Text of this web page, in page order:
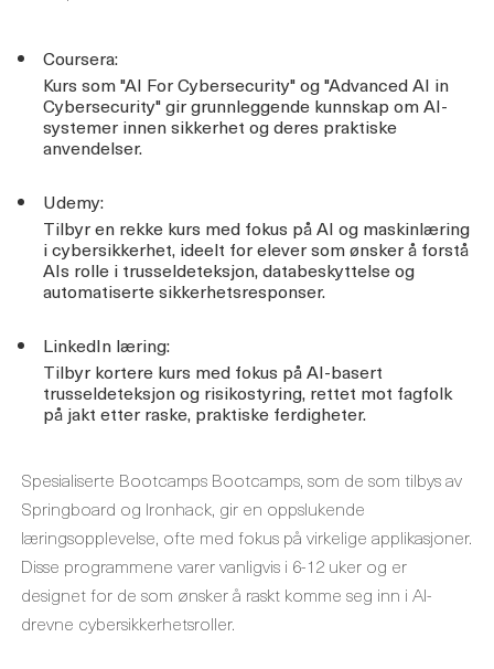
Coursera:
Kurs som "AI For Cybersecurity" og "Advanced AI in
Cybersecurity" gir grunnleggende kunnskap om AI-
systemer innen sikkerhet og deres praktiske
anvendelser.
Udemy:
Tilbyr en rekke kurs med fokus på AI og maskinlæring
i cybersikkerhet, ideelt for elever som ønsker å forstå
AIs rolle i trusseldeteksjon, databeskyttelse og
automatiserte sikkerhetsresponser.
LinkedIn læring:
Tilbyr kortere kurs med fokus på AI-basert
trusseldeteksjon og risikostyring, rettet mot fagfolk
på jakt etter raske, praktiske ferdigheter.
Spesialiserte Bootcamps Bootcamps, som de som tilbys av
Springboard og Ironhack, gir en oppslukende
læringsopplevelse, ofte med fokus på virkelige applikasjoner.
Disse programmene varer vanligvis i 6-12 uker og er
designet for de som ønsker å raskt komme seg inn i AI-
drevne cybersikkerhetsroller.